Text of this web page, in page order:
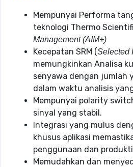
Mempunyai Performa
teknologi Thermo
Management (AIM+)
Kecepatan SRM (Selected
memungkinkan Analisa
senyawa dengan jumlah
dalam waktu analisis
Mempunyai polarity
sinyal yang stabil.
Integrasi yang mulus
khusus aplikasi
penggunaan dan
Memudahkan dan